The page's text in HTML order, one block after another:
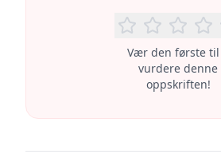
Vær den første til
vurdere denne
oppskriften!